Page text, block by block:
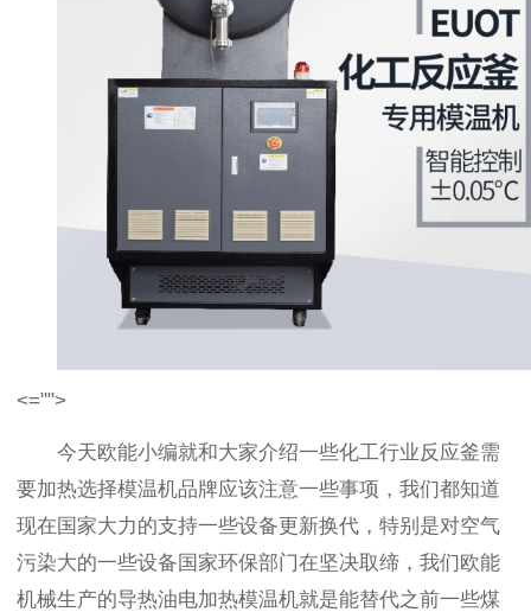
<="">
今天欧能小编就和大家介绍一些化工行业反应釜需
要加热选择模温机品牌应该注意一些事项，我们都知道
现在国家大力的支持一些设备更新换代，特别是对空气
污染大的一些设备国家环保部门在坚决取缔，我们欧能
机械生产的导热油电加热模温机就是能替代之前一些煤